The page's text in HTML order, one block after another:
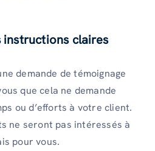
instructions claires
demande de témoignage
que cela ne demande
ou d’efforts à votre client.
ne seront pas intéressés à
pour vous.